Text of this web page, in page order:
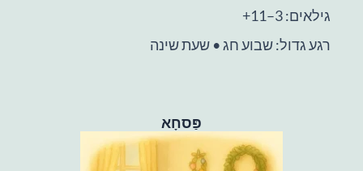
גילאים: 3–11+
רגע גדול: שבוע חג • שעת שינה
פַּסחָא